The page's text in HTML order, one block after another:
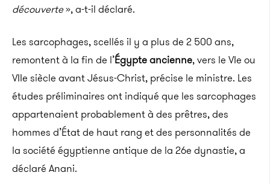
découverte», a-t-il déclaré.
Les sarcophages, scellés il y a plus de 2 500 ans,
remontent à la fin de l’Égypte ancienne, vers le VIe ou
VIIe siècle avant Jésus-Christ, précise le ministre. Les
études préliminaires ont indiqué que les sarcophages
appartenaient probablement à des prêtres, des
hommes d’État de haut rang et des personnalités de
la société égyptienne antique de la 26e dynastie, a
déclaré Anani.